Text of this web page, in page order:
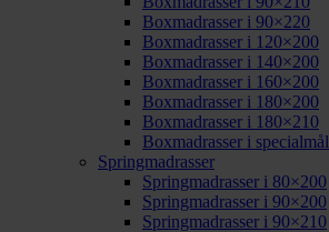
Boxmadrasser i 90×220
Boxmadrasser i 120×200
Boxmadrasser i 140×200
Boxmadrasser i 160×200
Boxmadrasser i 180×200
Boxmadrasser i 180×210
Boxmadrasser i specialmål
Springmadrasser
Springmadrasser i 80×200
Springmadrasser i 90×200
Springmadrasser i 90×210